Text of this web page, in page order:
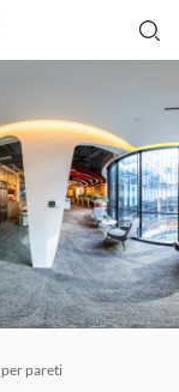
pareti